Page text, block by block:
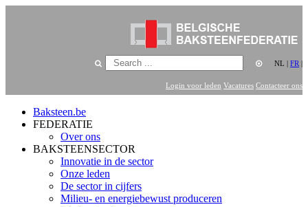
NL | FR |
Login voor leden Vacatures Contacteer ons
Baksteen.be
FEDERATIE
Over ons
BAKSTEENSECTOR
Innovatie in de sector
Onze leden
De sector in cijfers
Milieu- en energiebewust produceren